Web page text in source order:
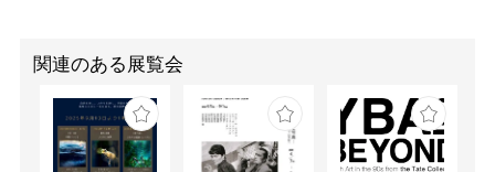
関連のある展覧会